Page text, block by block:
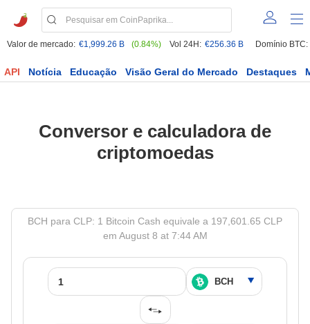
Valor de mercado: €1,999.26 B (0.84%) Vol 24H: €256.36 B Domínio BTC:
API Notícia Educação Visão Geral do Mercado Destaques
Conversor e calculadora de
criptomoedas
BCH para CLP: 1 Bitcoin Cash equivale a 197,601.65 CLP
em August 8 at 7:44 AM